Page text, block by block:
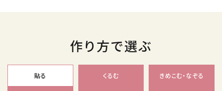
作り方で選ぶ
貼る くるむ きめこむ・なぞる